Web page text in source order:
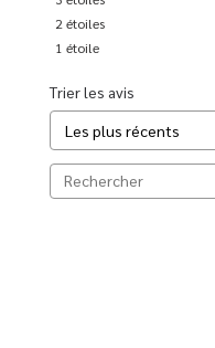
2 étoiles
1 étoile
Trier les avis